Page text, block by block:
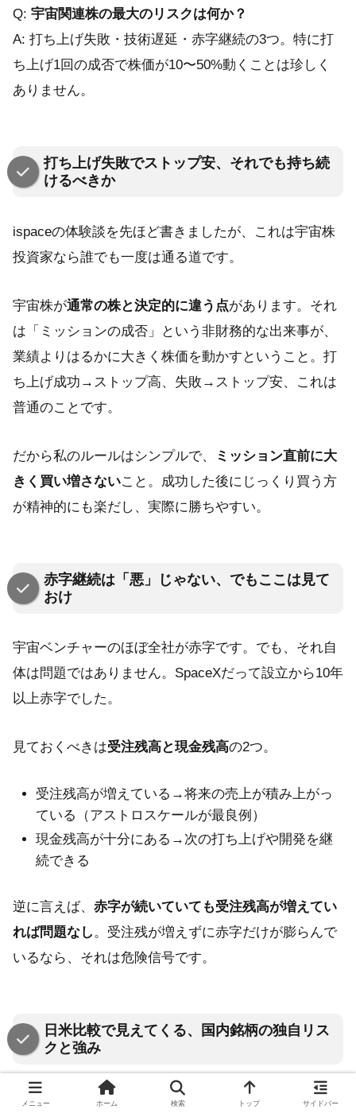
Q: 宇宙関連株の最大のリスクは何か？
A: 打ち上げ失敗・技術遅延・赤字継続の3つ。特に打
ち上げ1回の成否で株価が10〜50%動くことは珍しく
ありません。
打ち上げ失敗でストップ安、それでも持ち続
けるべきか
ispaceの体験談を先ほど書きましたが、これは宇宙株
投資家なら誰でも一度は通る道です。
宇宙株が通常の株と決定的に違う点があります。それ
は「ミッションの成否」という非財務的な出来事が、
業績よりはるかに大きく株価を動かすということ。打
ち上げ成功→ストップ高、失敗→ストップ安、これは
普通のことです。
だから私のルールはシンプルで、
ミッション直前に大
きく買い増さないこと。成功した後にじっくり買う方
が精神的にも楽だし、実際に勝ちやすい。
赤字継続は「悪」じゃない、でもここは見て
おけ
宇宙ベンチャーのほぼ全社が赤字です。でも、それ自
体は問題ではありません。SpaceXだって設立から10年
以上赤字でした。
見ておくべきは受注残高と現金残高の2つ。
受注残高が増えている→将来の売上が積み上がっ
ている（アストロスケールが最良例）
現金残高が十分にある→次の打ち上げや開発を継
続できる
逆に言えば、 赤字が続いていても受注残高が増えてい
れば問題なし。受注残が増えずに赤字だけが膨らんで
いるなら、それは危険信号です。
日米比較で見えてくる、国内銘柄の独自リス
クと強み
米国の宇宙株（Rocket Lab、AST SpaceMobileなど）
メニュー ホーム 検索 トップ サイドバー